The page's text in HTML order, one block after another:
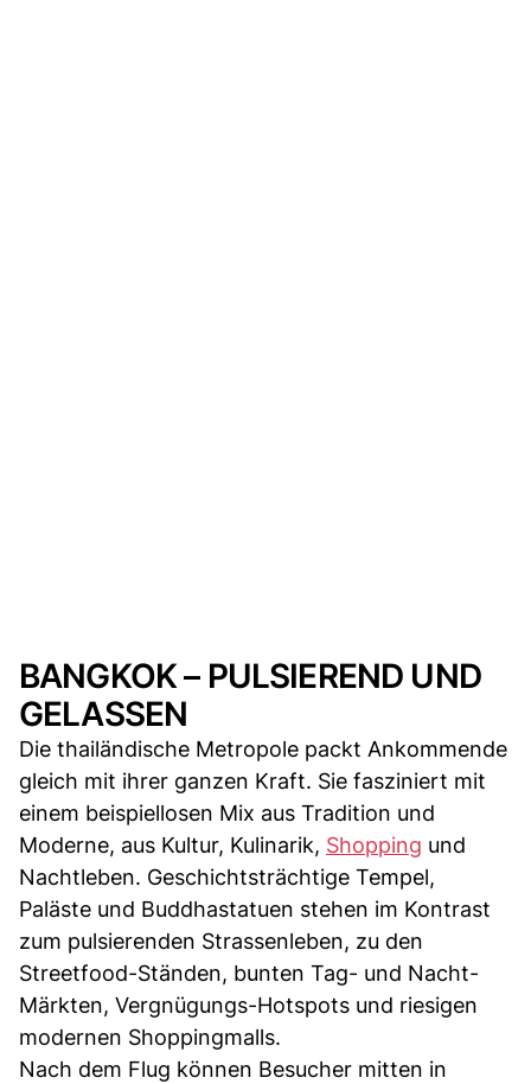
BANGKOK – PULSIEREND UND
GELASSEN
Die thailändische Metropole packt Ankommende
gleich mit ihrer ganzen Kraft. Sie fasziniert mit
einem beispiellosen Mix aus Tradition und
Moderne, aus Kultur, Kulinarik, Shopping und
Nachtleben. Geschichtsträchtige Tempel,
Paläste und Buddhastatuen stehen im Kontrast
zum pulsierenden Strassenleben, zu den
Streetfood-Ständen, bunten Tag- und Nacht-
Märkten, Vergnügungs-Hotspots und riesigen
modernen Shoppingmalls.
Nach dem Flug können Besucher mitten in